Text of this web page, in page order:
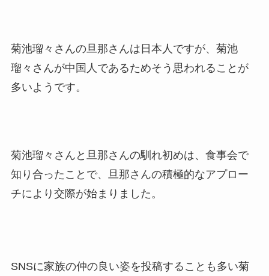
菊池瑠々さんの旦那さんは日本人ですが、菊池
瑠々さんが中国人であるためそう思われることが
多いようです。
菊池瑠々さんと旦那さんの馴れ初めは、食事会で
知り合ったことで、旦那さんの積極的なアプロー
チにより交際が始まりました。
SNSに家族の仲の良い姿を投稿することも多い菊